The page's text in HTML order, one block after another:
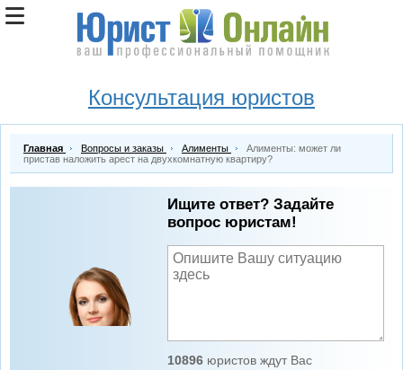
Консультация юристов
Главная Вопросы и заказы Алименты
Алименты: может ли
пристав наложить арест на двухкомнатную квартиру?
Ищите ответ? Задайте
вопрос юристам!
10896юристов ждут Вас